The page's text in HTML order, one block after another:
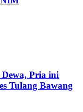
Pria ini
Tulang Bawang